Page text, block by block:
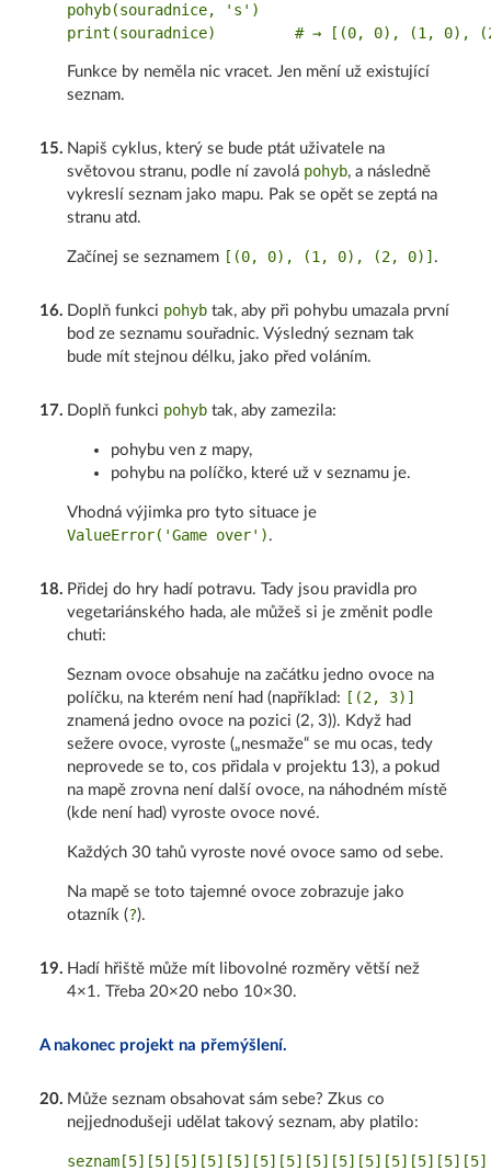
pohyb(souradnice, 's')
Funkce by neměla nic vracet. Jen mění už existující
seznam.
15. Napiš cyklus, který se bude ptát uživatele na
světovou stranu, podle ní zavolá pohyb, a následně
vykreslí seznam jako mapu. Pak se opět se zeptá na
stranu atd.
Začínej se seznamem [(0, 0), (1, 0), (2, 0)] .
16. Doplň funkci pohyb tak, aby při pohybu umazala první
bod ze seznamu souřadnic. Výsledný seznam tak
bude mít stejnou délku, jako před voláním.
17. Doplň funkci pohyb tak, aby zamezila:
pohybu ven z mapy,
pohybu na políčko, které už v seznamu je.
Vhodná výjimka pro tyto situace je
ValueError('Game over') .
18. Přidej do hry hadí potravu. Tady jsou pravidla pro
vegetariánského hada, ale můžeš si je změnit podle
chuti:
Seznam ovoce obsahuje na začátku jedno ovoce na
políčku, na kterém není had (například: [(2, 3)]
znamená jedno ovoce na pozici (2, 3)). Když had
sežere ovoce, vyroste („nesmaže“ se mu ocas, tedy
neprovede se to, cos přidala v projektu 13), a pokud
na mapě zrovna není další ovoce, na náhodném místě
(kde není had) vyroste ovoce nové.
Každých 30 tahů vyroste nové ovoce samo od sebe.
Na mapě se toto tajemné ovoce zobrazuje jako
otazník (?).
19. Hadí hřiště může mít libovolné rozměry větší než
4×1. Třeba 20×20 nebo 10×30.
A nakonec projekt na přemýšlení.
20. Může seznam obsahovat sám sebe? Zkus co
nejjednodušeji udělat takový seznam, aby platilo: